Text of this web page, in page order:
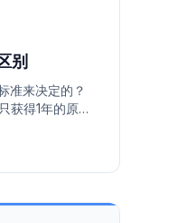
别
准来决定的？
获得1年的原